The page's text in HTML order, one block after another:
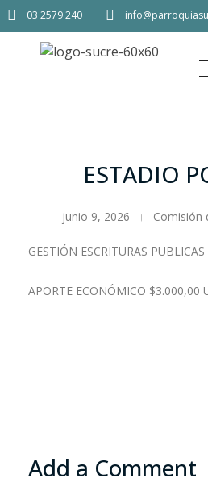
03 2579 240
ESTADIO
junio 9, 2026 Comisión
GESTIÓN ESCRITURAS PUBLICAS
APORTE ECONÓMICO $3.000,00
Add a Comment